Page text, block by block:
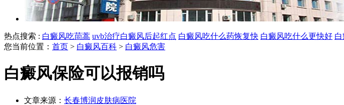
热点搜索 : 白癜风吃茼蒿 uvb治疗白癜风后起红点 白癜风吃什么药恢复快 白癜风吃什么更快好
您当前位置： 首页 > 白癜风百科 > 白癜风危害
白癜风保险可以报销吗
文章来源： 长春博润皮肤病医院